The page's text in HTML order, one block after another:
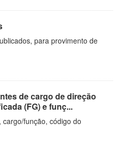
para provimento de
de cargo de direção
(FG) e funç...
função, código do